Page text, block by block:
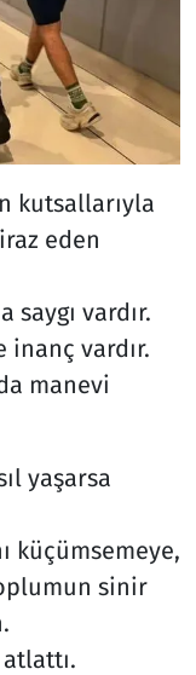
kutsallarıyla
eden
vardır.
vardır.
manevi
yaşarsa
küçümsemeye,
sinir